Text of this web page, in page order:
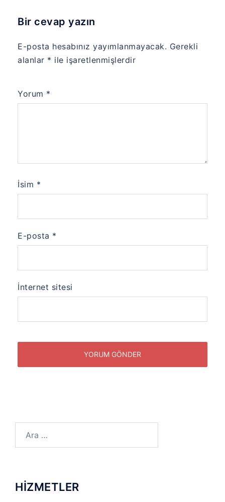
Bir cevap yazın
E-posta hesabınız yayımlanmayacak. Gerekli
alanlar * ile işaretlenmişlerdir
Yorum *
İsim *
E-posta *
İnternet sitesi
HİZMETLER